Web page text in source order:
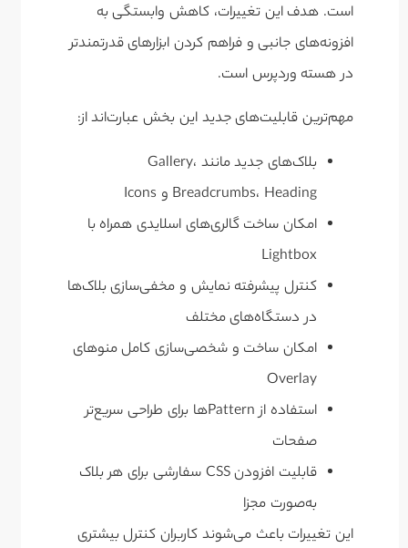
است. هدف این تغییرات، کاهش وابستگی به
افزونه‌های جانبی و فراهم کردن ابزارهای قدرتمندتر
در هسته وردپرس است.
مهم‌ترین قابلیت‌های جدید این بخش عبارت‌اند از:
بلاک‌های جدید مانند Gallery،
Breadcrumbs، Heading و Icons
امکان ساخت گالری‌های اسلایدی همراه با
Lightbox
کنترل پیشرفته نمایش و مخفی‌سازی بلاک‌ها
در دستگاه‌های مختلف
امکان ساخت و شخصی‌سازی کامل منوهای
Overlay
استفاده از Patternها برای طراحی سریع‌تر
صفحات
قابلیت افزودن CSS سفارشی برای هر بلاک
به‌صورت مجزا
این تغییرات باعث می‌شوند کاربران کنترل بیشتری